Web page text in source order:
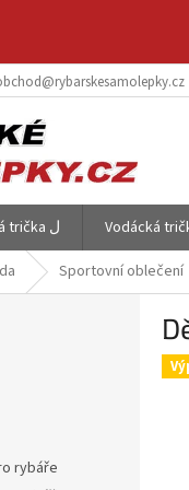
Rybářská trička ل Vodácká
Sportovní oblečení
rybáře